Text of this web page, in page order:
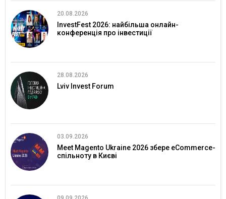
20.08.2026
InvestFest 2026: найбільша онлайн-
конференція про інвестиції
28.08.2026
Lviv Invest Forum
03.09.2026
Meet Magento Ukraine 2026 збере eCommerce-
спільноту в Києві